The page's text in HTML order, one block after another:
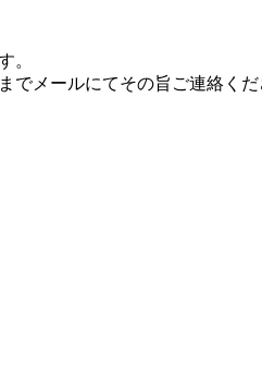
。
までメールにてその旨ご連絡くだ